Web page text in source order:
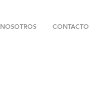
NOSOTROS CONTACTO